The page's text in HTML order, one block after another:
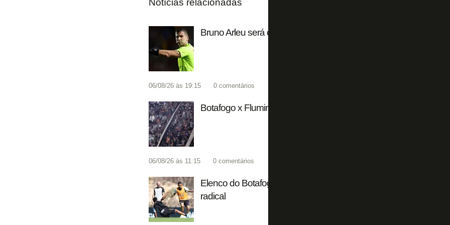
Notícias relacionadas
Bruno Arleu será o árbitro de Botafogo x Fluminense pelo
06/08/26 às 19:15 0 comentários
Botafogo x Fluminense chega a 15 mil ingressos vendidos de
06/08/26 às 11:15 0 comentários
Elenco do Botafogo mostra para Franclim Carvalho que é
radical